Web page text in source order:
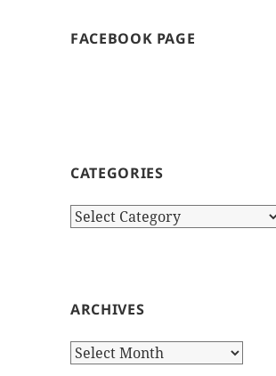
FACEBOOK PAGE
CATEGORIES
Categories
ARCHIVES
Archives